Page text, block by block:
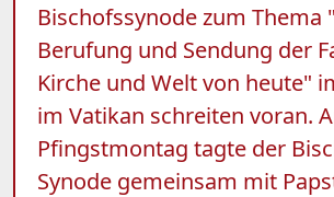
Bischofssynode zum Thema
Berufung und Sendung der
Kirche und Welt von heute"
im Vatikan schreiten voran.
Pfingstmontag tagte der
Synode gemeinsam mit